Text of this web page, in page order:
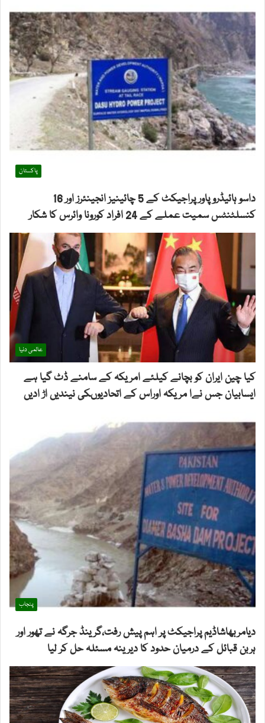
پاکستان
داسو ہائیڈرو پاور پراجیکٹ کے 5 چائینیز انجینئرز اور 16
کنسلٹنٹس سمیت عملے کے 24 افراد کورونا وائرس کا شکار
عالمی دنیا
کیا چین ایران کو بچانے کیلئے امریکہ کے سامنے ڈٹ گیا ہے
ایسابیان جس نےا مریکہ اوراس کے اتحادیوںکی نیندیں اڑ ادیں
پنجاب
دیامربھاشاڈیم پراجیکٹ پر اہم پیش رفت،گرینڈ جرگہ نے تھور اور
ہربن قبائل کے درمیان حدود کا دیرینہ مسئلہ حل کر لیا